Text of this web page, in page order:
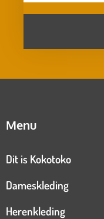
Menu
Dit is Kokotoko
Dameskleding
Herenkleding